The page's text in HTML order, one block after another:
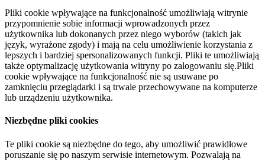
Pliki cookie wpływające na funkcjonalność umożliwiają witrynie
przypomnienie sobie informacji wprowadzonych przez
użytkownika lub dokonanych przez niego wyborów (takich jak
język, wyrażone zgody) i mają na celu umożliwienie korzystania z
lepszych i bardziej spersonalizowanych funkcji. Pliki te umożliwiają
także optymalizację użytkowania witryny po zalogowaniu się.Pliki
cookie wpływające na funkcjonalność nie są usuwane po
zamknięciu przeglądarki i są trwale przechowywane na komputerze
lub urządzeniu użytkownika.
Niezbędne pliki cookies
Te pliki cookie są niezbędne do tego, aby umożliwić prawidłowe
poruszanie się po naszym serwisie internetowym. Pozwalają na